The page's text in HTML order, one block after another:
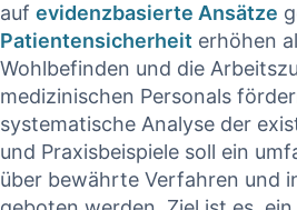
auf evidenzbasierte Ansätze
Patientensicherheit erhöhen
Wohlbefinden und ​die
medizinischen Personals
systematische Analyse ⁤der
und Praxisbeispiele soll ein
über ‌bewährte Verfahren und